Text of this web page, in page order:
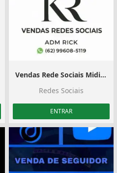
Vendas Rede Sociais Midias #1
Redes Sociais
ENTRAR